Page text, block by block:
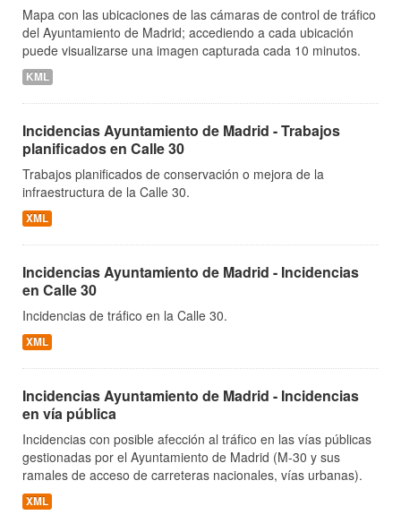
Mapa con las ubicaciones de las cámaras de control de tráfico
del Ayuntamiento de Madrid; accediendo a cada ubicación
puede visualizarse una imagen capturada cada 10 minutos.
KML
Incidencias Ayuntamiento de Madrid - Trabajos
planificados en Calle 30
Trabajos planificados de conservación o mejora de la
infraestructura de la Calle 30.
XML
Incidencias Ayuntamiento de Madrid - Incidencias
en Calle 30
Incidencias de tráfico en la Calle 30.
XML
Incidencias Ayuntamiento de Madrid - Incidencias
en vía pública
Incidencias con posible afección al tráfico en las vías públicas
gestionadas por el Ayuntamiento de Madrid (M-30 y sus
ramales de acceso de carreteras nacionales, vías urbanas).
XML